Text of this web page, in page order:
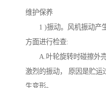
维护保养
1 )振动。风机振动产
方面进行检查:
A.叶轮旋转时碰擦外売
激烈的振动， 原因是贮运
生变形。